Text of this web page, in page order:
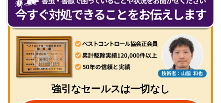
強引なセールスは一切なし